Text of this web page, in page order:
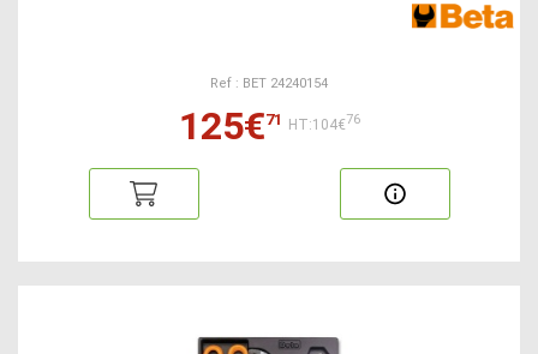
Ref : BET 24240154
125€71 HT:104€76